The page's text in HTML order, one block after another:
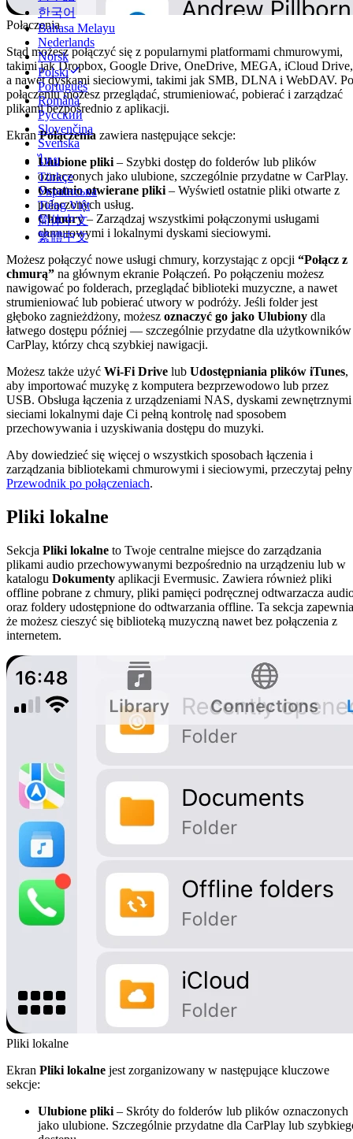
한국어
Bahasa Melayu
Nederlands
Norsk
Polski
Português
Română
Русский
Slovenčina
Svenska
ไทย
Türkçe
Українська
Tiếng Việt
简体中文
繁體中文
Połączenia
Stąd możesz połączyć się z popularnymi platformami chmurowymi,
takimi jak Dropbox, Google Drive, OneDrive, MEGA, iCloud Drive,
a nawet dyskami sieciowymi, takimi jak SMB, DLNA i WebDAV. Po
połączeniu możesz przeglądać, strumieniować, pobierać i zarządzać
plikami bezpośrednio z aplikacji.
EkranPołączenia zawiera następujące sekcje:
Ulubione pliki – Szybki dostęp do folderów lub plików
oznaczonych jako ulubione, szczególnie przydatne w CarPlay.
Ostatnio otwierane pliki – Wyświetl ostatnie pliki otwarte z
połączonych usług.
Chmury– Zarządzaj wszystkimi połączonymi usługami
chmurowymi i lokalnymi dyskami sieciowymi.
Możesz połączyć nowe usługi chmury, korzystając z opcji “Połącz z
chmurą” na głównym ekranie Połączeń. Po połączeniu możesz
nawigować po folderach, przeglądać biblioteki muzyczne, a nawet
strumieniować lub pobierać utwory w podróży. Jeśli folder jest
głęboko zagnieżdżony, możesz oznaczyć go jako Ulubiony dla
łatwego dostępu później — szczególnie przydatne dla użytkowników
CarPlay, którzy chcą szybkiej nawigacji.
Możesz także użyć Wi-Fi Drive lub Udostępniania plików iTunes,
aby importować muzykę z komputera bezprzewodowo lub przez
USB. Obsługa łączenia z urządzeniami NAS, dyskami
sieciami lokalnymi daje Ci pełną kontrolę nad sposobem
przechowywania i uzyskiwania dostępu do muzyki.
Aby dowiedzieć się więcej o wszystkich sposobach łączenia i
zarządzania bibliotekami chmurowymi i sieciowymi, przeczytaj pełny
Przewodnik po połączeniach.
Pliki lokalne
Sekcja Pliki lokalne to Twoje centralne miejsce do zarządzania
plikami audio przechowywanymi bezpośrednio na urządzeniu lub w
katalogu Dokumenty aplikacji Evermusic. Zawiera również pliki
offline pobrane z chmury, pliki pamięci podręcznej odtwarzacza
oraz foldery udostępnione do odtwarzania offline. Ta sekcja
że możesz cieszyć się biblioteką muzyczną nawet bez połączenia z
internetem.
Pliki lokalne
Ekran Pliki lokalne jest zorganizowany w następujące kluczowe
sekcje:
Ulubione pliki – Skróty do folderów lub plików oznaczonych
jako ulubione. Szczególnie przydatne dla CarPlay lub